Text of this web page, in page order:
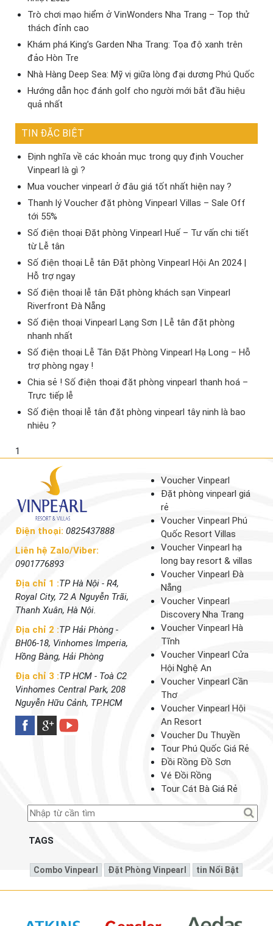
Trò chơi mạo hiểm ở VinWonders Nha Trang – Top thử
thách đỉnh cao
Khám phá King’s Garden Nha Trang: Tọa độ xanh trên
đảo Hòn Tre
Nhà Hàng Deep Sea: Mỹ vị giữa lòng đại dương Phú Quốc
Hướng dẫn học đánh golf cho người mới bắt đầu hiệu
quả nhất
TIN ĐẶC BIỆT
Định nghĩa về các khoản mục trong quy định Voucher
Vinpearl là gì ?
Mua voucher vinpearl ở đâu giá tốt nhất hiện nay ?
Thanh lý Voucher đặt phòng Vinpearl Villas – Sale Off
tới 55%
Số điện thoại Đặt phòng Vinpearl Huế – Tư vấn chi tiết
từ Lễ tân
Số điện thoại Lễ tân Đặt phòng Vinpearl Hội An 2024 |
Hỗ trợ ngay
Số điện thoại lễ tân Đặt phòng khách sạn Vinpearl
Riverfront Đà Nẵng
Số điện thoại Vinpearl Lạng Sơn | Lễ tân đặt phòng
nhanh nhất
Số điện thoại Lễ Tân Đặt Phòng Vinpearl Hạ Long – Hỗ
trợ phòng ngay !
Chia sẻ ! Số điện thoại đặt phòng vinpearl thanh hoá –
Trực tiếp lễ
Số điện thoại lễ tân đặt phòng vinpearl tây ninh là bao
nhiêu ?
1
Điện thoại: 0825437888
Liên hệ Zalo/Viber:
0901776893
Địa chỉ 1 :TP Hà Nội - R4,
Royal City, 72 A Nguyễn Trãi,
Thanh Xuân, Hà Nội.
Địa chỉ 2 :TP Hải Phòng -
BH06-18, Vinhomes Imperia,
Hồng Bàng, Hải Phòng
Địa chỉ 3 :TP HCM - Toà C2
Vinhomes Central Park, 208
Nguyễn Hữu Cảnh, TP.HCM
Voucher Vinpearl
Đặt phòng vinpearl giá
rẻ
Voucher Vinpearl Phú
Quốc Resort Villas
Voucher Vinpearl hạ
long bay resort & villas
Voucher Vinpearl Đà
Nẵng
Voucher Vinpearl
Discovery Nha Trang
Voucher Vinpearl Hà
Tĩnh
Voucher Vinpearl Cửa
Hội Nghệ An
Voucher Vinpearl Cần
Thơ
Voucher Vinpearl Hội
An Resort
Voucher Du Thuyền
Tour Phú Quốc Giá Rẻ
Đồi Rồng Đồ Sơn
Vé Đồi Rồng
Tour Cát Bà Giá Rẻ
TAGS
Combo Vinpearl Đặt Phòng Vinpearl Tin Nổi Bật